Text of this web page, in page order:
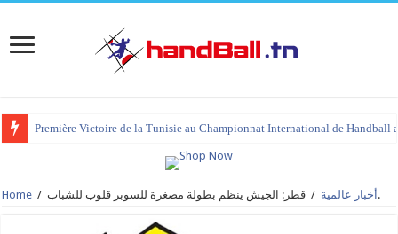
Première Victoire de la Tunisie au Championnat International de Handball
Home / أخبار عالمية / قطر: الجيش ينظم بطولة مصغرة للسوبر قلوب للشباب.